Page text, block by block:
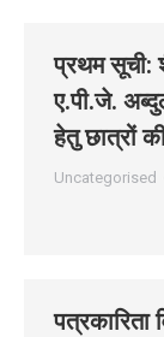
प्रथम सूची:
ए.पी.जे.
हेतु छात्रों
Uncategorised
पत्रकारिता